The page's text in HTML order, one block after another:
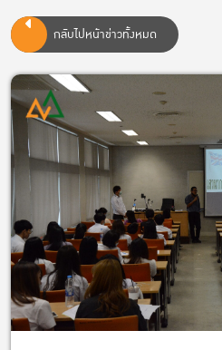
กลับไปหน้าข่าวทั้งหมด